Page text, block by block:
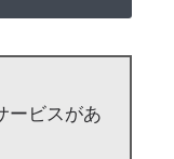
ービスがあ